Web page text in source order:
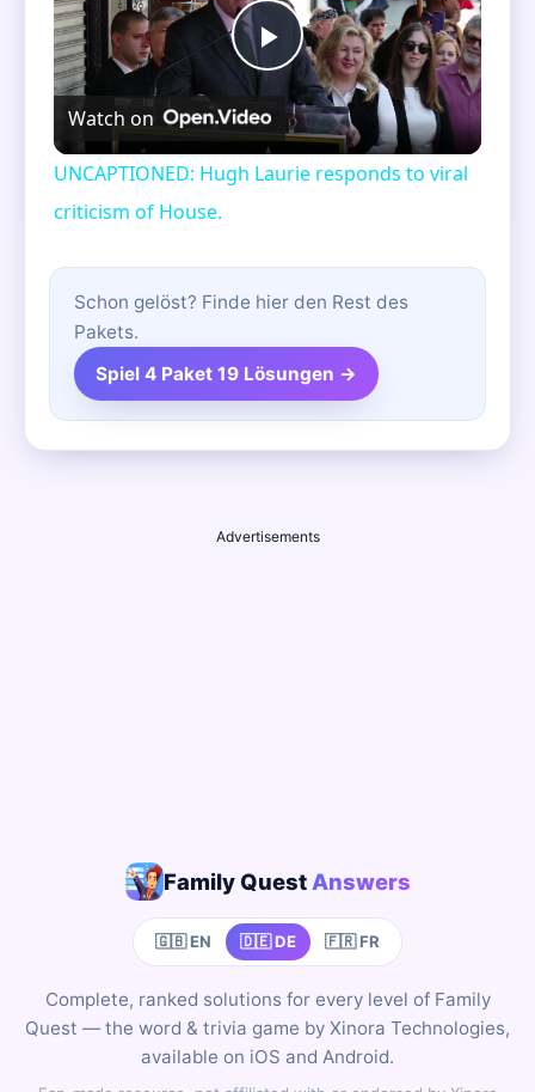
Play
Video
Watch on
UNCAPTIONED: Hugh Laurie responds to viral
criticism of House.
Schon gelöst? Finde hier den Rest des
Pakets.
Spiel 4 Paket 19 Lösungen →
Advertisements
Family Quest Answers
🇬🇧 EN 🇩🇪 DE 🇫🇷 FR
Complete, ranked solutions for every level of Family
Quest — the word & trivia game by Xinora Technologies,
available on iOS and Android.